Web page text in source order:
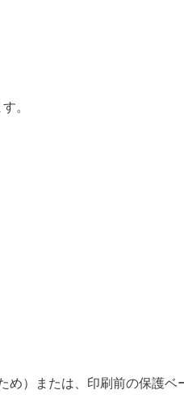
。
）または、印刷前の保護